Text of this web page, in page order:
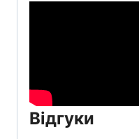
Відгуки